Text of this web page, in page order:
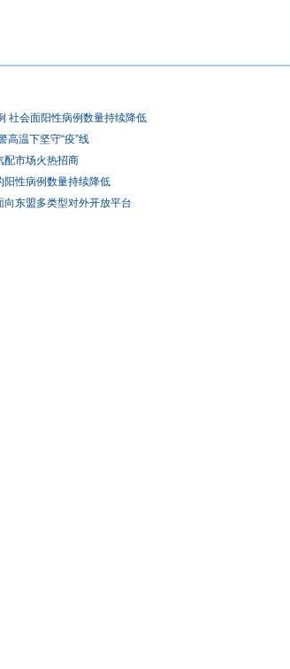
社会面阳性病例数量持续降低
高温下坚守“疫”线
配市场火热招商
阳性病例数量持续降低
向东盟多类型对外开放平台